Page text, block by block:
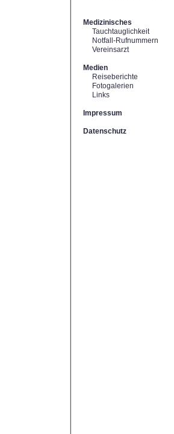
Medizinisches
Tauchtauglichkeit
Notfall-Rufnummern
Vereinsarzt
Medien
Reiseberichte
Fotogalerien
Links
Impressum
Datenschutz